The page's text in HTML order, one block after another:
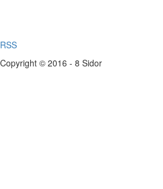
RSS
Copyright © 2016 - 8 Sidor